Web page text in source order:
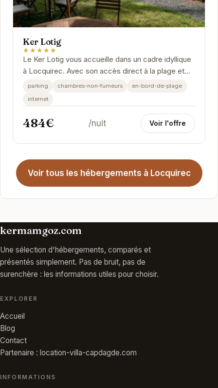
Ker Lotig
★★★★★
Le Ker Lotig vous accueille dans un cadre idyllique
à Locquirec. Avec son accès direct à la plage et
ses équipements modernes, il promet un...
parking chambres-non-fumeurs
en-bord-de-plage
internet
484€ /nuit Voir l'offre
Voir tous les hébergements à Locquirec
kermamgoz.com
Une sélection d'hébergements, comparés et
présentés simplement. Pas de bruit, pas de
surenchère : les informations utiles pour choisir.
EXPLORER
Accueil
Blog
Contact
Partenaire : location-villa-capdagde.com
INFORMATIONS